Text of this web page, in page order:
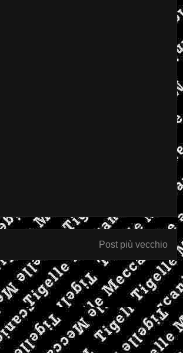
Post più vecchio